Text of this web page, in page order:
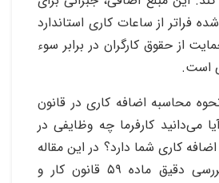
فراتر از ساعات کاری استاندارد
از حقوق کارگران در برابر سوء
است.
نحوه محاسبه اضافه کاری در قانون
می‌دانید کارفرما چه وظایفی در
کاری شما دارد؟ در این مقاله
به طور جامع، با بررسی دقیق ماده ۵۹ قانون کار و